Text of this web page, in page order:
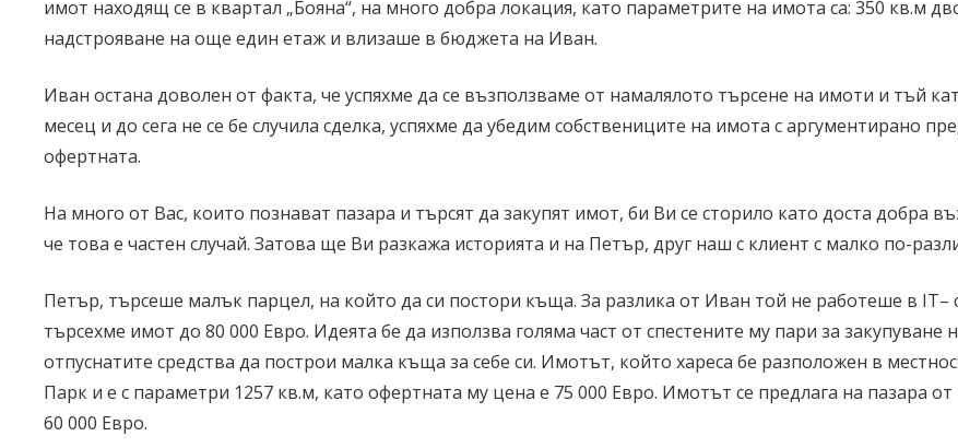
имот находящ се в квартал „Бояна“, на много добра локация, като параметрите на имота са: 350 кв.м
надстрояване на още един етаж и влизаше в бюджета на Иван.
Иван остана доволен от факта, че успяхме да се възползваме от намалялото търсене на имоти и тъй
месец и до сега не се бе случила сделка, успяхме да убедим собствениците на имота с аргументирано
офертната.
На много от Вас, които познават пазара и търсят да закупят имот, би Ви се сторило като доста
че това е частен случай. Затова ще Ви разкажа историята и на Петър, друг наш с клиент с малко по-
Петър, търсеше малък парцел, на който да си постори къща. За разлика от Иван той не работеше в IT–
търсехме имот до 80 000 Евро. Идеята бе да използва голяма част от спестените му пари за
отпуснатите средства да построи малка къща за себе си. Имотът, който хареса бе разположен в
Парк и е с параметри 1257 кв.м, като офертната му цена е 75 000 Евро. Имотът се предлага на пазара
60 000 Евро.